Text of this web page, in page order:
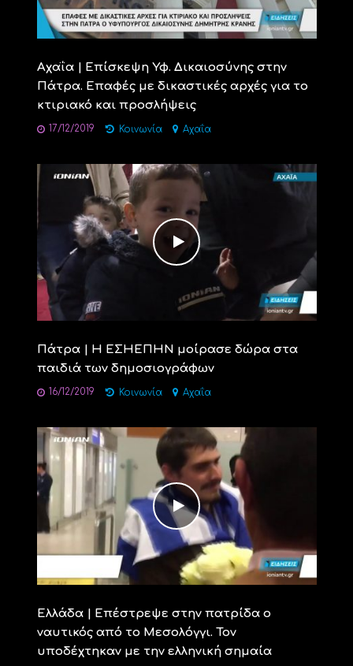
Αχαΐα | Επίσκεψη Υφ. Δικαιοσύνης στην
Πάτρα. Επαφές με δικαστικές αρχές για το
κτιριακό και προσλήψεις
17/12/2019 Κοινωνία Αχαΐα
Πάτρα | Η ΕΣΗΕΠΗΝ μοίρασε δώρα στα
παιδιά των δημοσιογράφων
16/12/2019 Κοινωνία Αχαΐα
Ελλάδα | Επέστρεψε στην πατρίδα ο
ναυτικός από το Μεσολόγγι. Τον
υποδέχτηκαν με την ελληνική σημαία